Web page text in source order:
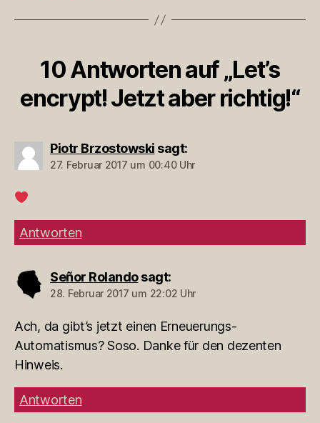
10 Antworten auf „Let’s
encrypt! Jetzt aber richtig!“
Piotr Brzostowski sagt:
27. Februar 2017 um 00:40 Uhr
Antworten
Señor Rolando sagt:
28. Februar 2017 um 22:02 Uhr
Ach, da gibt’s jetzt einen Erneuerungs-
Automatismus? Soso. Danke für den dezenten
Hinweis.
Antworten